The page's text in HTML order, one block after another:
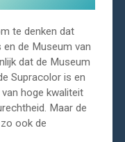
te denken dat
de Museum van
dat de Museum
Supracolor is en
hoge kwaliteit
Maar de
ook de